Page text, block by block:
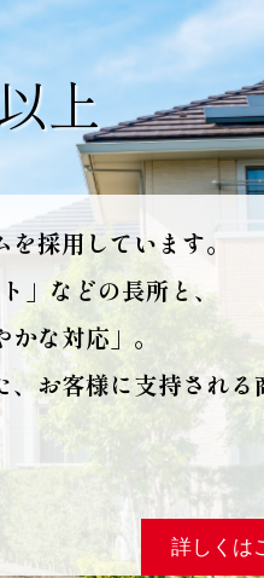
上
採用しています。
」などの長所と、
な対応」。
、お客様に支持される
詳しくは